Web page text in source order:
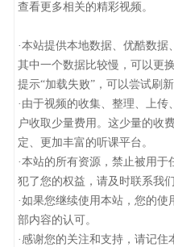
查看更多相关的精彩视频。
·本站提供本地数据、优酷数
其中一个数据比较慢，可以更
提示“加载失败”，可以尝试刷
·由于视频的收集、整理、上
户收取少量费用。这少量的收
定、更加丰富的听课平台。
·本站的所有资源，禁止被用
犯了您的权益，请及时联系我
·如果您继续使用本站，您的
部内容的认可。
·感谢您的关注和支持，请记